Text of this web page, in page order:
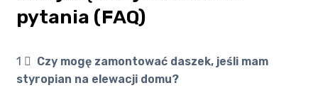
pytania (FAQ)
1 ️⃣ Czy mogę zamontować daszek, jeśli mam
styropian na elewacji domu?